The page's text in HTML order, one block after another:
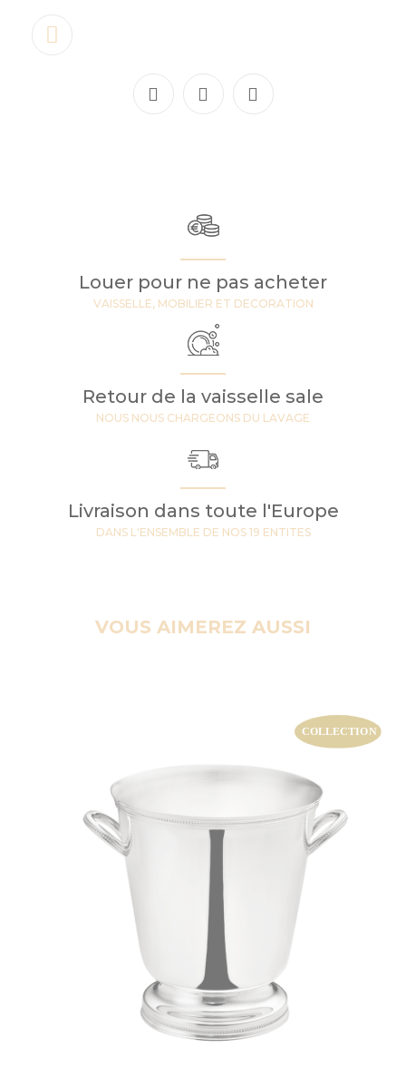
Louer pour ne pas acheter
VAISSELLE, MOBILIER ET DECORATION
Retour de la vaisselle sale
NOUS NOUS CHARGEONS DU LAVAGE
Livraison dans toute l'Europe
DANS L'ENSEMBLE DE NOS 19 ENTITES
VOUS AIMEREZ AUSSI